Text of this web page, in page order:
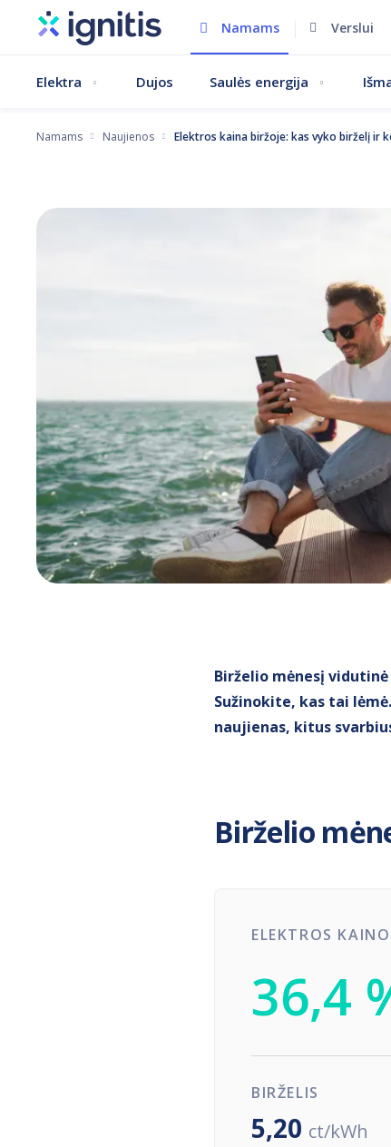
Pereiti
turinį
Namams Verslui
Elektra Dujos Saulės energija
Namams Naujienos Elektros kaina biržoje: kas vyko birželį ir
Birželio mėnesį
Sužinokite, kas tai
naujienas, kitus
Birželio
ELEKTROS
36,4
BIRŽELIS
5,20 ct/kWh